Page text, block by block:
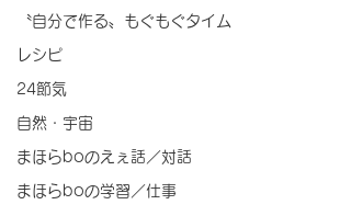
〝自分で作る〟もぐもぐタイム
レシピ
24節気
自然・宇宙
まほらboのえぇ話／対話
まほらboの学習／仕事